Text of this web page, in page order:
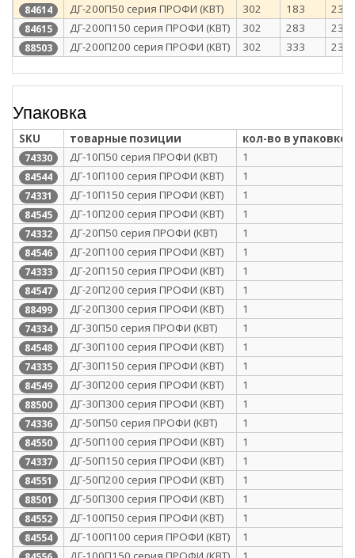
84614 ДГ-200П50 серия ПРОФИ (КВТ) 302 183 237
84615 ДГ-200П150 серия ПРОФИ (КВТ) 302 283 237
88503 ДГ-200П200 серия ПРОФИ (КВТ) 302 333 237
Упаковка
SKU товарные позиции кол-во в упаковке
74330 ДГ-10П50 серия ПРОФИ (КВТ) 1
84544 ДГ-10П100 серия ПРОФИ (КВТ) 1
74331 ДГ-10П150 серия ПРОФИ (КВТ) 1
84545 ДГ-10П200 серия ПРОФИ (КВТ) 1
74332 ДГ-20П50 серия ПРОФИ (КВТ) 1
84546 ДГ-20П100 серия ПРОФИ (КВТ) 1
74333 ДГ-20П150 серия ПРОФИ (КВТ) 1
84547 ДГ-20П200 серия ПРОФИ (КВТ) 1
88499 ДГ-20П300 серия ПРОФИ (КВТ) 1
74334 ДГ-30П50 серия ПРОФИ (КВТ) 1
84548 ДГ-30П100 серия ПРОФИ (КВТ) 1
74335 ДГ-30П150 серия ПРОФИ (КВТ) 1
84549 ДГ-30П200 серия ПРОФИ (КВТ) 1
88500 ДГ-30П300 серия ПРОФИ (КВТ) 1
74336 ДГ-50П50 серия ПРОФИ (КВТ) 1
84550 ДГ-50П100 серия ПРОФИ (КВТ) 1
74337 ДГ-50П150 серия ПРОФИ (КВТ) 1
84551 ДГ-50П200 серия ПРОФИ (КВТ) 1
88501 ДГ-50П300 серия ПРОФИ (КВТ) 1
84552 ДГ-100П50 серия ПРОФИ (КВТ) 1
84554 ДГ-100П100 серия ПРОФИ (КВТ) 1